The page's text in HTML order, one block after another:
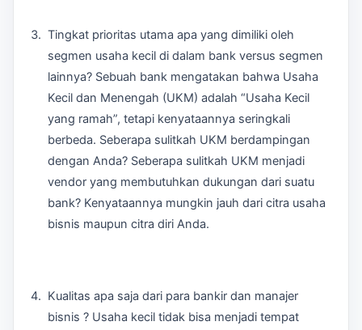
Tingkat prioritas utama apa yang dimiliki oleh
segmen usaha kecil di dalam bank versus segmen
lainnya? Sebuah bank mengatakan bahwa Usaha
Kecil dan Menengah (UKM) adalah “Usaha Kecil
yang ramah”, tetapi kenyataannya seringkali
berbeda. Seberapa sulitkah UKM berdampingan
dengan Anda? Seberapa sulitkah UKM menjadi
vendor yang membutuhkan dukungan dari suatu
bank? Kenyataannya mungkin jauh dari citra usaha
bisnis maupun citra diri Anda.
Kualitas apa saja dari para bankir dan manajer
bisnis ? Usaha kecil tidak bisa menjadi tempat